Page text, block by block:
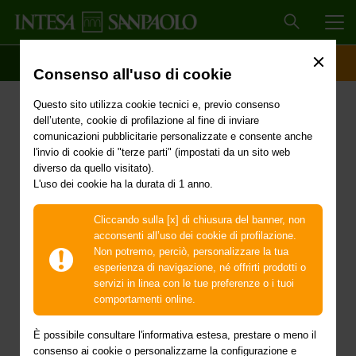
Consenso all'uso di cookie
Questo sito utilizza cookie tecnici e, previo consenso
dell’utente, cookie di profilazione al fine di inviare
comunicazioni pubblicitarie personalizzate e consente anche
l'invio di cookie di "terze parti" (impostati da un sito web
diverso da quello visitato).
L'uso dei cookie ha la durata di 1 anno.
Cliccando sulla [x] di chiusura del banner, non
acconsenti all’uso dei cookie di profilazione.
Non potremo, perciò, personalizzare la tua
esperienza di navigazione, né offrirti prodotti o
servizi in linea con le tue preferenze o i tuoi
comportamenti online.
È possibile consultare l'informativa estesa, prestare o meno il
consenso ai cookie o personalizzarne la configurazione e
Proroga dei termini
relativi agli interventi
urgenti a favore delle
popolazioni colpite
dall'eccezionale evento
sismico che ha
interessato le regioni
Lazio, Marche e Abruzzo il